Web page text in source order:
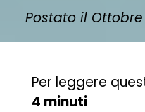
Postato il Ottobre
Per leggere
4 minuti